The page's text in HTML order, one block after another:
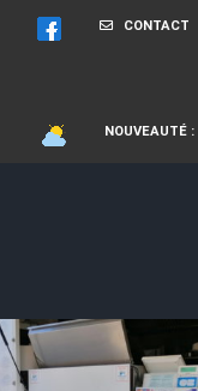
CONTACT
NOUVEAUTÉ